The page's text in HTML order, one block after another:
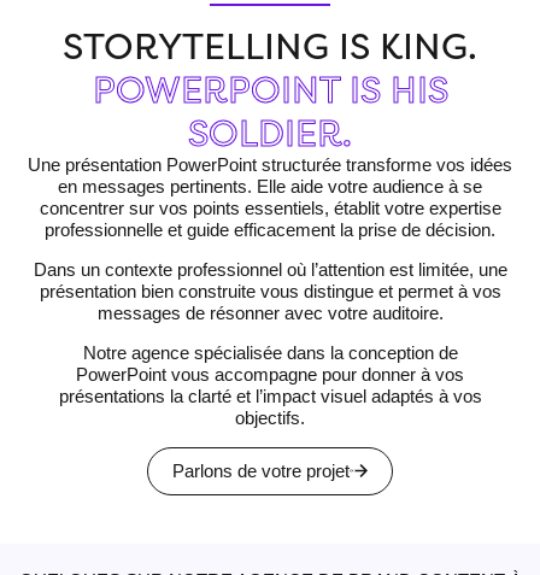
STORYTELLING IS KING.
POWERPOINT IS HIS
SOLDIER.
Une présentation PowerPoint structurée transforme vos idées
en messages pertinents. Elle aide votre audience à se
concentrer sur vos points essentiels, établit votre expertise
professionnelle et guide efficacement la prise de décision.
Dans un contexte professionnel où l’attention est limitée, une
présentation bien construite vous distingue et permet à vos
messages de résonner avec votre auditoire.
Notre agence spécialisée dans la conception de
PowerPoint vous accompagne pour donner à vos
présentations la clarté et l’impact visuel adaptés à vos
objectifs.
Parlons de votre projet